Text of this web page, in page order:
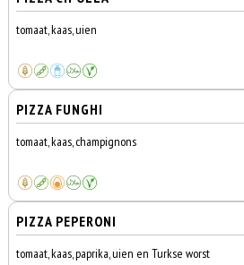
tomaat, kaas, uien
PIZZA FUNGHI
tomaat, kaas, champignons
PIZZA PEPERONI
tomaat, kaas, paprika, uien en Turkse worst